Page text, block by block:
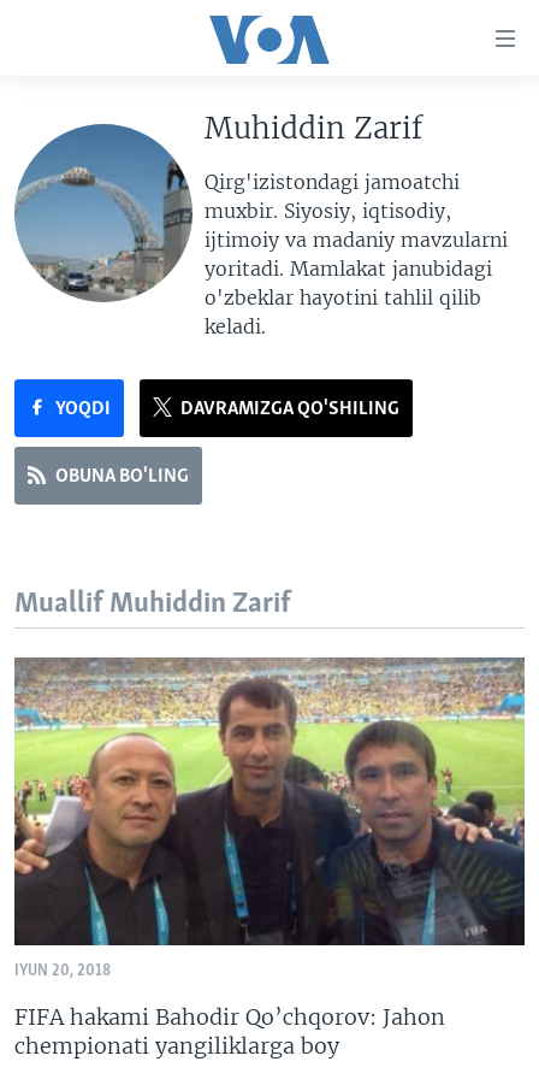
qayting
Qidiruvga
o'ting
BOSH SAHIFA
AMERIKA
MARKAZIY OSIYO
XALQARO
VATANDOSHLAR
AMERIKA MANZARALARI
VASHINGTON CHOYXONASI
XABARLAR SURATLARDA
IJTIMOIY TARMOQLAR
YOUTUBE
TELEGRAM
SOUNDCLOUD
EDITORIAL
VOA
Muhiddin Zarif
Qirg'izistondagi jamoatchi
muxbir. Siyosiy, iqtisodiy,
ijtimoiy va madaniy mavzularni
yoritadi. Mamlakat janubidagi
o'zbeklar hayotini tahlil qilib
keladi.
YOQDI DAVRAMIZGA QO'SHILING
OBUNA BO'LING
Muallif Muhiddin Zarif
IYUN 20, 2018
FIFA hakami Bahodir Qo’chqorov: Jahon
chempionati yangiliklarga boy